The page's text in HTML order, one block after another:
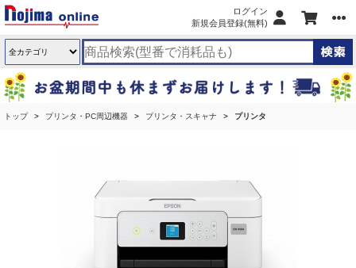
ログイン
新規会員登録(無料)
トップ プリンタ・PC周辺機器 プリンタ・スキャナ プリンタ